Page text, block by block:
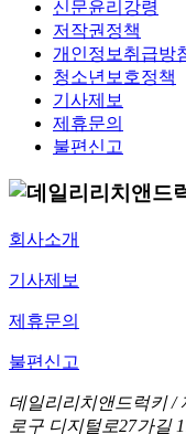
신문윤리강령
저작권정책
개인정보취급방
청소년보호정책
기사제보
제휴문의
불편신고
회사소개
기사제보
제휴문의
불편신고
데일리리치앤드럭키 /
로구 디지털로27가길